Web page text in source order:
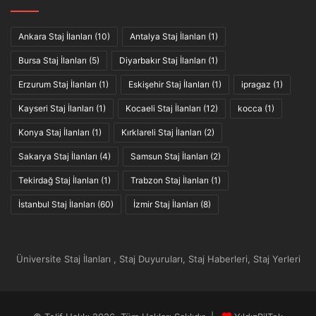
Ankara Staj İlanları (10) Antalya Staj İlanları (1)
Bursa Staj İlanları (5) Diyarbakır Staj İlanları (1)
Erzurum Staj İlanları (1) Eskişehir Staj İlanları (1) ipragaz (1)
Kayseri Staj İlanları (1) Kocaeli Staj İlanları (12) kocca (1)
Konya Staj İlanları (1) Kırklareli Staj İlanları (2)
Sakarya Staj İlanları (4) Samsun Staj İlanları (2)
Tekirdağ Staj İlanları (1) Trabzon Staj İlanları (1)
İstanbul Staj İlanları (60) İzmir Staj İlanları (8)
Üniversite Staj İlanları , Staj Duyuruları, Staj Haberleri, Staj Yerleri